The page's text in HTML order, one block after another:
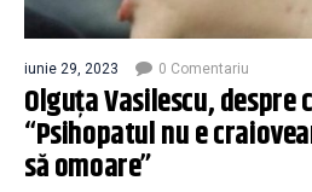
iunie 29, 2023 0 Comentariu
Olguța Vasilescu, despre
“Psihopatul nu e
să omoare”